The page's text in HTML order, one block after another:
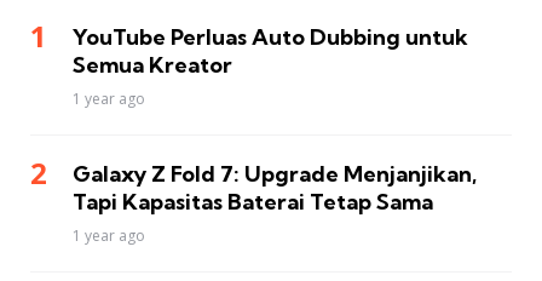
YouTube Perluas Auto Dubbing untuk
Semua Kreator
1 year ago
Galaxy Z Fold 7: Upgrade Menjanjikan,
Tapi Kapasitas Baterai Tetap Sama
1 year ago